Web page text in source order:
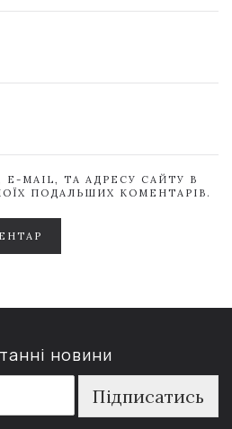
MAIL, ТА АДРЕСУ САЙТУ В
ПОДАЛЬШИХ КОМЕНТАРІВ.
новини
Підписатись